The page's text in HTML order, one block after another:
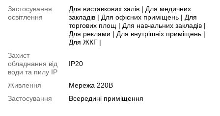
Застосування
освітлення
Для виставкових залів | Для медичних
закладів | Для офісних приміщень | Для
торгових площ | Для навчальних закладів |
Для реклами | Для внутрішніх приміщень |
Для ЖКГ |
Захист
обладнання від
води та пилу IP
IP20
Живлення
Мережа 220В
Застосування
Всередині приміщення